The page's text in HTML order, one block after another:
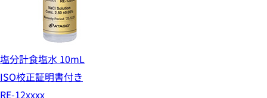
塩分計食塩水 10mL
ISO校正証明書付き
RE-12xxxx